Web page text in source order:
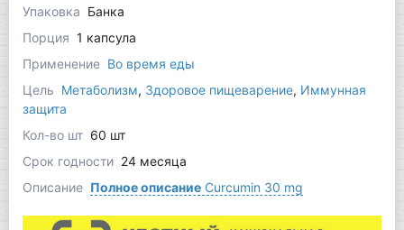
Упаковка Банка
Порция 1 капсула
Применение Во время еды
Цель Метаболизм, Здоровое пищеварение, Иммунная
защита
Кол-во шт 60 шт
Срок годности 24 месяца
Описание Полное описаниеCurcumin 30 mg